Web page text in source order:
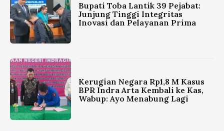
Bupati Toba Lantik 39 Pejabat:
Junjung Tinggi Integritas
Inovasi dan Pelayanan Prima
Kerugian Negara Rp1,8 M Kasus
BPR Indra Arta Kembali ke Kas,
Wabup: Ayo Menabung Lagi